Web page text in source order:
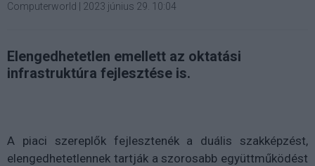
Computerworld 2023 június 29. 10:04
Elengedhetetlen emellett az oktatási
infrastruktúra fejlesztése is.
A piaci szereplők fejlesztenék a duális szakképzést,
elengedhetetlennek tartják a szorosabb együttműködést